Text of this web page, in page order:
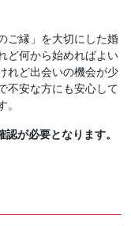
ご縁」を大切にした婚
ど何から始めればよい
れど出会いの機会が少
不安な方にも安心して
が必要となります。